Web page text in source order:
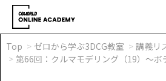
Top ゼロから学ぶ3DCG教室
講義リ
第66回：クルマモデリング（19）～ボ